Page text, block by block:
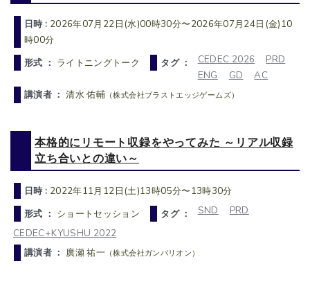
日時 : 2026年07月22日(水)00時30分〜2026年07月24日(金)10
時00分
形式 ： ライトニングトーク タグ ： CEDEC 2026
PRD
ENG
GD
AC
講演者 ：清水 佑輔 （株式会社ブラストエッジゲームズ）
本格的にリモート収録をやってみた ～リアル収録
立ち合いとの違い～
日時 : 2022年11月12日(土)13時05分〜13時30分
形式 ： ショートセッション タグ ： SND
PRD
CEDEC+KYUSHU 2022
講演者 ： 廣瀬 祐一 （株式会社ガンバリオン）